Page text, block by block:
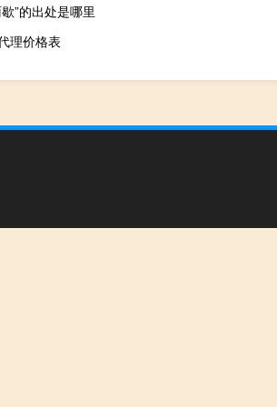
”的出处是哪里
理价格表